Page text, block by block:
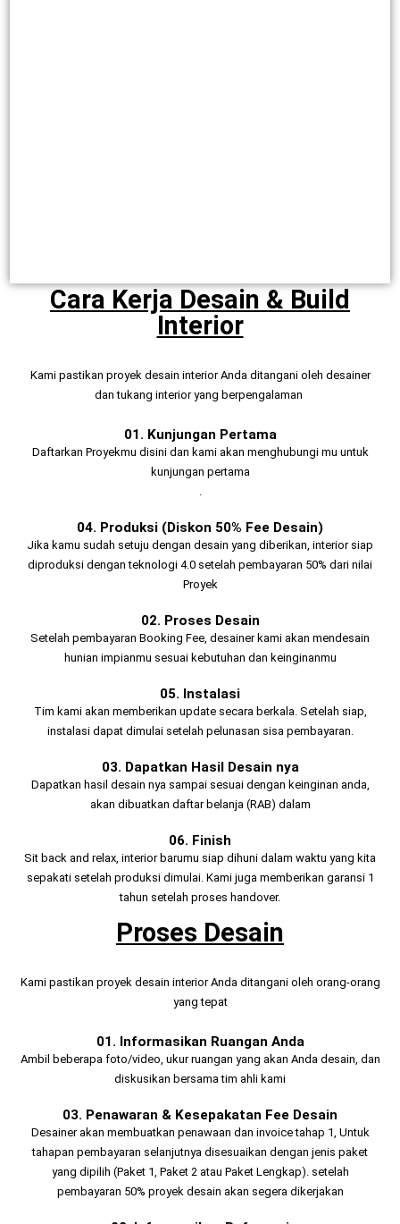
Cara Kerja Desain & Build
Interior
Kami pastikan proyek desain interior Anda ditangani oleh desainer
dan tukang interior yang berpengalaman
01. Kunjungan Pertama
Daftarkan Proyekmu disini dan kami akan menghubungi mu untuk
kunjungan pertama
.
04. Produksi (Diskon 50% Fee Desain)
Jika kamu sudah setuju dengan desain yang diberikan, interior siap
diproduksi dengan teknologi 4.0 setelah pembayaran 50% dari nilai
Proyek
02. Proses Desain
Setelah pembayaran Booking Fee, desainer kami akan mendesain
hunian impianmu sesuai kebutuhan dan keinginanmu
05. Instalasi
Tim kami akan memberikan update secara berkala. Setelah siap,
instalasi dapat dimulai setelah pelunasan sisa pembayaran.
03. Dapatkan Hasil Desain nya
Dapatkan hasil desain nya sampai sesuai dengan keinginan anda,
akan dibuatkan daftar belanja (RAB) dalam
06. Finish
Sit back and relax, interior barumu siap dihuni dalam waktu yang kita
sepakati setelah produksi dimulai. Kami juga memberikan garansi 1
tahun setelah proses handover.
Proses Desain
Kami pastikan proyek desain interior Anda ditangani oleh orang-orang
yang tepat
01. Informasikan Ruangan Anda
Ambil beberapa foto/video, ukur ruangan yang akan Anda desain, dan
diskusikan bersama tim ahli kami
03. Penawaran & Kesepakatan Fee Desain
Desainer akan membuatkan penawaan dan invoice tahap 1, Untuk
tahapan pembayaran selanjutnya disesuaikan dengan jenis paket
yang dipilih (Paket 1, Paket 2 atau Paket Lengkap). setelah
pembayaran 50% proyek desain akan segera dikerjakan